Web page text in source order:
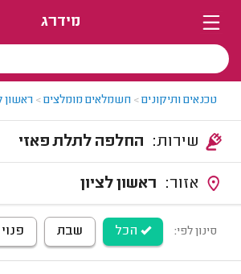
מידרג
טכנאים ותיקונים> חשמלאים מומלצים> ראשון
החלפה לתלת פאזי
ראשון לציון
סינון לפי: הכל שבת